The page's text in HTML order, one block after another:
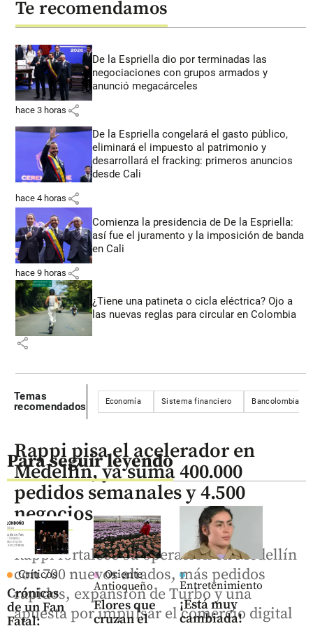
Te recomendamos
De la Espriella dio por terminadas las
negociaciones con grupos armados y
anunció megacárceles
hace 3 horas share
De la Espriella congelará el gasto público,
eliminará el impuesto al patrimonio y
desarrollará el fracking: primeros anuncios
desde Cali
hace 4 horas share
Comienza la presidencia de De la Espriella:
así fue el juramento y la imposición de banda
en Cali
hace 9 horas share
¿Tiene una patineta o cicla eléctrica? Ojo a
las nuevas reglas para circular en Colombia
share
Temas
recomendados
Economía Sistema financiero Bancolombia
Para seguir leyendo
Críticos
Crónicas
de un Fan
Fatal:
Oriente
Antioqueño
Flores que
cruzan el
Entretenimiento
¡Está muy
cambiada!
Rappi pisa el acelerador en
Medellín, ya suma 400.000
pedidos semanales y 4.500
negocios
Rappi fortalece su operación en Medellín
con 700 nuevos aliados, más pedidos
rápidos, expansión de Turbo y una
apuesta por impulsar el comercio digital